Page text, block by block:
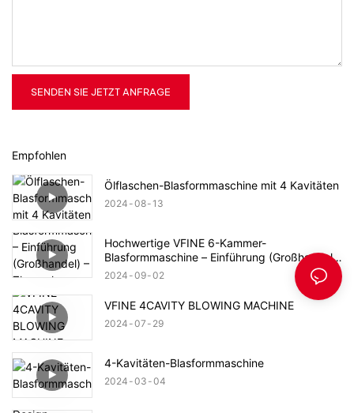
SENDEN SIE JETZT ANFRAGE
Empfohlen
Ölflaschen-Blasformmaschine mit 4 Kavitäten
2024 08 13
Hochwertige VFINE 6-Kammer-
Blasformmaschine – Einführung (Großhandel)
– Zhongshan Vfine Machinery Co., Ltd.
2024 09 02
VFINE 4CAVITY BLOWING MACHINE
2024 07 29
4-Kavitäten-Blasformmaschine
2024 03 04